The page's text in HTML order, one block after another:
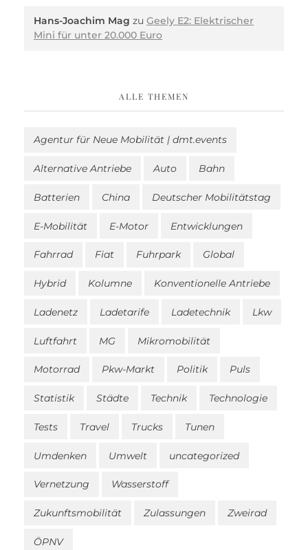
Hans-Joachim Mag zu Geely E2: Elektrischer
Mini für unter 20.000 Euro
ALLE THEMEN
Agentur für Neue Mobilität | dmt.events
Alternative Antriebe Auto Bahn
Batterien China Deutscher Mobilitätstag
E-Mobilität E-Motor Entwicklungen
Fahrrad Fiat Fuhrpark Global
Hybrid Kolumne Konventionelle Antriebe
Ladenetz Ladetarife Ladetechnik Lkw
Luftfahrt MG Mikromobilität
Motorrad Pkw-Markt Politik Puls
Statistik Städte Technik Technologie
Tests Travel Trucks Tunen
Umdenken Umwelt uncategorized
Vernetzung Wasserstoff
Zukunftsmobilität Zulassungen Zweirad
ÖPNV